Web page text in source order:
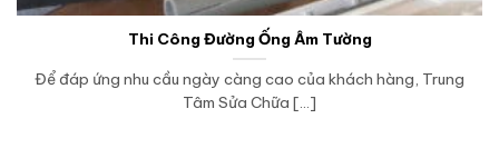
Thi Công Đường Ống Âm Tường
Để đáp ứng nhu cầu ngày càng cao của khách hàng, Trung
Tâm Sửa Chữa [...]